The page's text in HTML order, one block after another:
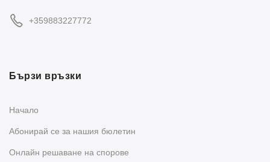
+359883227772
Бързи връзки
Начало
Абонирай се за нашия бюлетин
Oнлайн решаване на спорове